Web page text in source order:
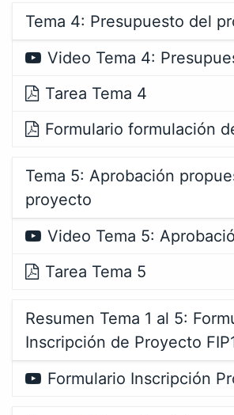
Tema 4: Presupuesto del
Video Tema 4:
Tarea Tema 4
Formulario formulación
Tema 5: Aprobación
proyecto
Video Tema 5:
Tarea Tema 5
Resumen Tema 1 al 5:
Inscripción de Proyecto